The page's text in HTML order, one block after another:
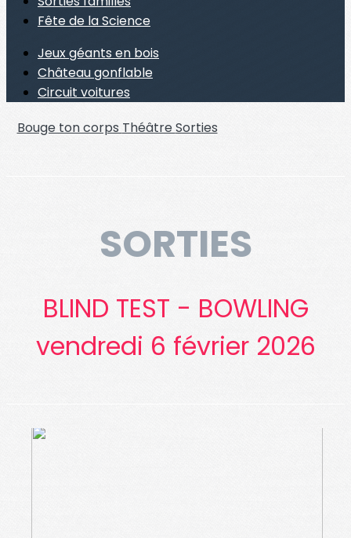
Fête de la Science
Jeux géants en bois
Château gonflable
Circuit voitures
Bouge ton corps ThéâtreSorties
SORTIES
BLIND TEST - BOWLING
vendredi 6 février 2026